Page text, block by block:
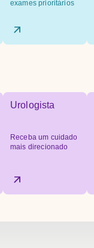
exames prioritários
Urologista
Receba um cuidado
mais direcionado